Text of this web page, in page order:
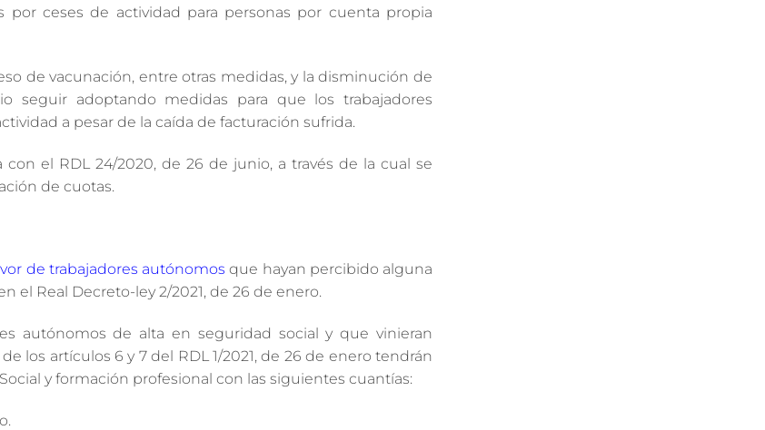
por ceses de actividad para personas por cuenta propia
de vacunación, entre otras medidas, y la disminución de
seguir adoptando medidas para que los trabajadores
a pesar de la caída de facturación sufrida.
el RDL 24/2020, de 26 de junio, a través de la cual se
de cuotas.
de trabajadores autónomos que hayan percibido alguna
el Real Decreto-ley 2/2021, de 26 de enero.
autónomos de alta en seguridad social y que vinieran
los artículos 6 y 7 del RDL 1/2021, de 26 de enero tendrán
y formación profesional con las siguientes cuantías: